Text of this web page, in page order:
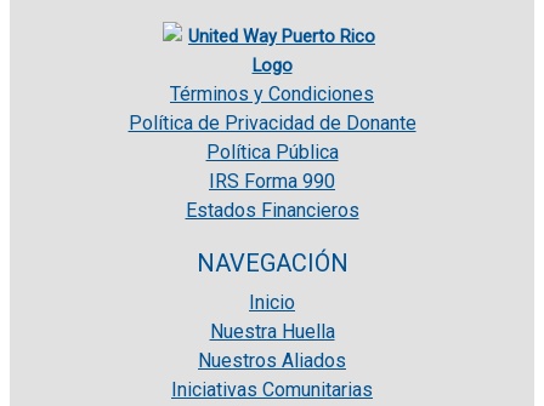
Términos y Condiciones
Política de Privacidad de Donante
Política Pública
IRS Forma 990
Estados Financieros
NAVEGACIÓN
Inicio
Nuestra Huella
Nuestros Aliados
Iniciativas Comunitarias